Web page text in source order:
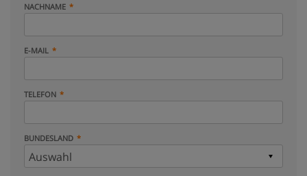
NACHNAME
E-MAIL
TELEFON
BUNDESLAND